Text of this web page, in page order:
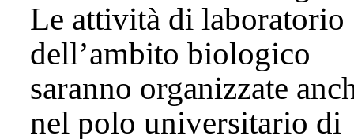
Le attività di laboratorio
dell’ambito biologico
saranno organizzate
nel polo universitario di